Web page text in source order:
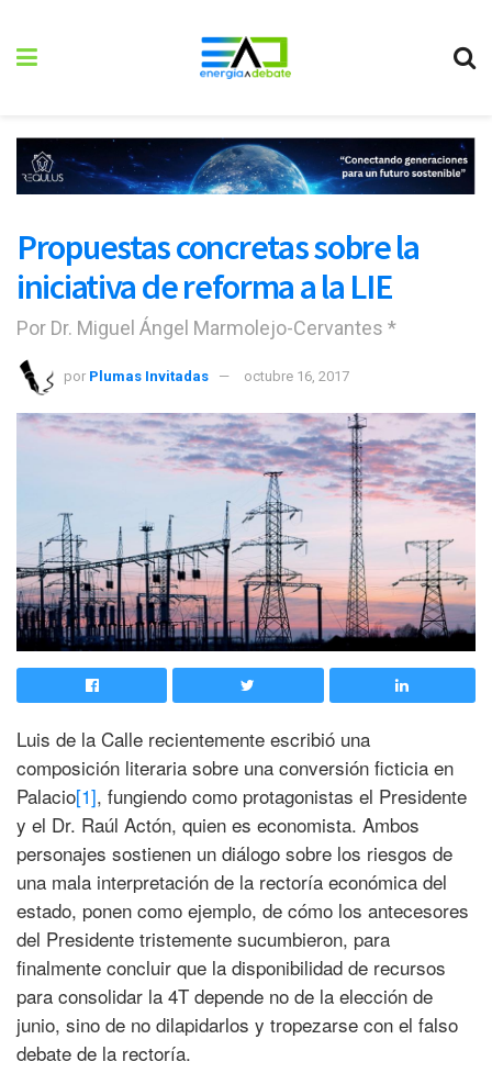
Propuestas concretas sobre la
iniciativa de reforma a la LIE
Por Dr. Miguel Ángel Marmolejo-Cervantes *
por Plumas Invitadas octubre 16, 2017
Luis de la Calle recientemente escribió una
composición literaria sobre una conversión ficticia en
Palacio[1], fungiendo como protagonistas el Presidente
y el Dr. Raúl Actón, quien es economista. Ambos
personajes sostienen un diálogo sobre los riesgos de
una mala interpretación de la rectoría económica del
estado, ponen como ejemplo, de cómo los antecesores
del Presidente tristemente sucumbieron, para
finalmente concluir que la disponibilidad de recursos
para consolidar la 4T depende no de la elección de
junio, sino de no dilapidarlos y tropezarse con el falso
debate de la rectoría.